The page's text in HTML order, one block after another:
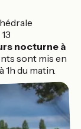
nocturne à
sont mis en
1h du matin.